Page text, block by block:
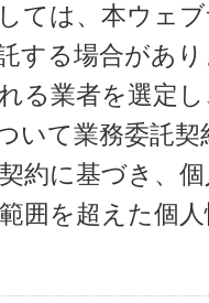
ては、本ウェ
する場合があ
る業者を選定
いて業務委託
約に基づき、
囲を超えた個